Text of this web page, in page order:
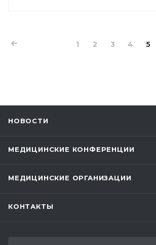
младенческой смертности и
1 2 3 4 5
НОВОСТИ
МЕДИЦИНСКИЕ КОНФЕРЕНЦИИ
МЕДИЦИНСКИЕ ОРГАНИЗАЦИИ
КОНТАКТЫ